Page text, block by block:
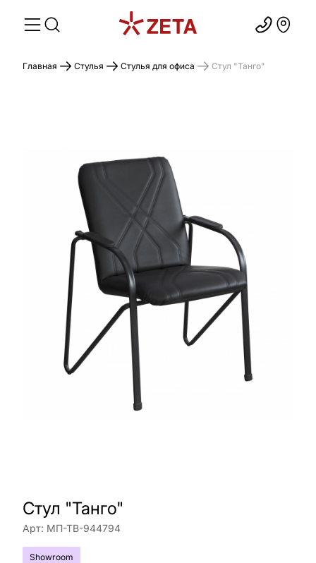
Главная Стулья Стулья для офиса Стул "Танго"
Стул "Танго"
Арт: МП-ТВ-944794
Showroom